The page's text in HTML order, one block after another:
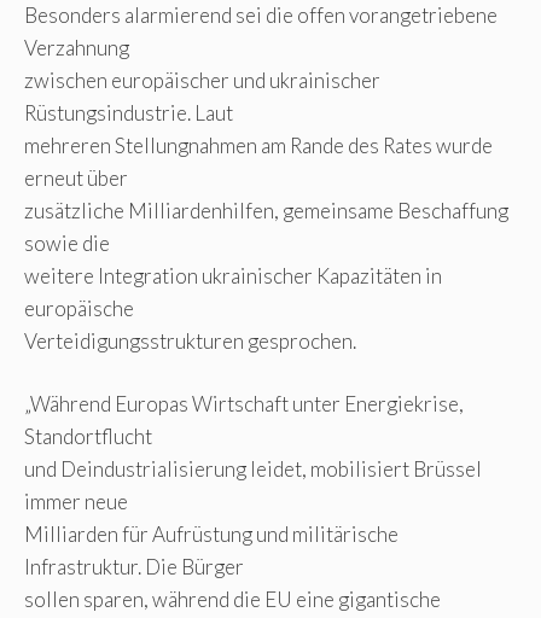
Besonders alarmierend sei die offen vorangetriebene
Verzahnung
zwischen europäischer und ukrainischer
Rüstungsindustrie. Laut
mehreren Stellungnahmen am Rande des Rates wurde
erneut über
zusätzliche Milliardenhilfen, gemeinsame Beschaffung
sowie die
weitere Integration ukrainischer Kapazitäten in
europäische
Verteidigungsstrukturen gesprochen.
„Während Europas Wirtschaft unter Energiekrise,
Standortflucht
und Deindustrialisierung leidet, mobilisiert Brüssel
immer neue
Milliarden für Aufrüstung und militärische
Infrastruktur. Die Bürger
sollen sparen, während die EU eine gigantische